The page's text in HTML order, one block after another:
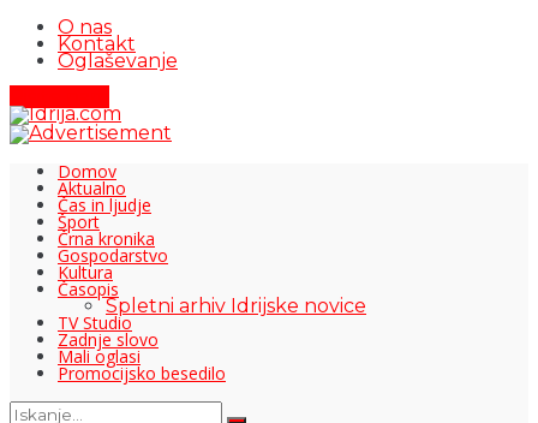
O nas
Kontakt
Oglaševanje
Domov
Aktualno
Čas in ljudje
Šport
Črna kronika
Gospodarstvo
Kultura
Časopis
Spletni arhiv Idrijske novice
TV Studio
Zadnje slovo
Mali oglasi
Promocijsko besedilo